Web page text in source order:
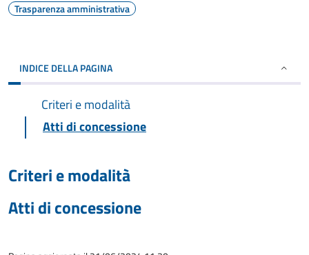
Trasparenza amministrativa
INDICE DELLA PAGINA
Criteri e modalità
Atti di concessione
Criteri e modalità
Atti di concessione